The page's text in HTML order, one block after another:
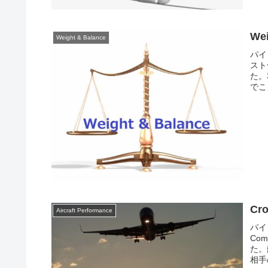
Weight & Balance
パ
ス
た
で
Aircraft Performance
パ
た
相